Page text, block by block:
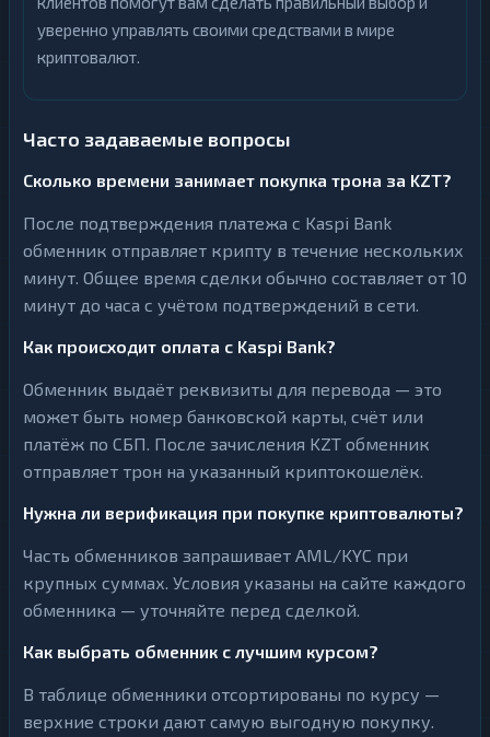
уверенно управлять своими средствами в мире
криптовалют.
Часто задаваемые вопросы
Сколько времени занимает покупка трона за KZT?
После подтверждения платежа с Kaspi Bank
обменник отправляет крипту в течение нескольких
минут. Общее время сделки обычно составляет от 10
минут до часа с учётом подтверждений в сети.
Как происходит оплата с Kaspi Bank?
Обменник выдаёт реквизиты для перевода — это
может быть номер банковской карты, счёт или
платёж по СБП. После зачисления KZT обменник
отправляет трон на указанный криптокошелёк.
Нужна ли верификация при покупке криптовалюты?
Часть обменников запрашивает AML/KYC при
крупных суммах. Условия указаны на сайте каждого
обменника — уточняйте перед сделкой.
Как выбрать обменник с лучшим курсом?
В таблице обменники отсортированы по курсу —
верхние строки дают самую выгодную покупку.